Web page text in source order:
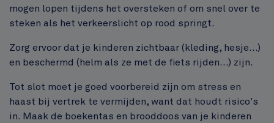
mogen lopen tijdens het oversteken of om snel over te
steken als het verkeerslicht op rood springt.
Zorg ervoor dat je kinderen zichtbaar (kleding, hesje...)
en beschermd (helm als ze met de fiets rijden...) zijn.
Tot slot moet je goed voorbereid zijn om stress en
haast bij vertrek te vermijden, want dat houdt risico's
in. Maak de boekentas en brooddoos van je kinderen